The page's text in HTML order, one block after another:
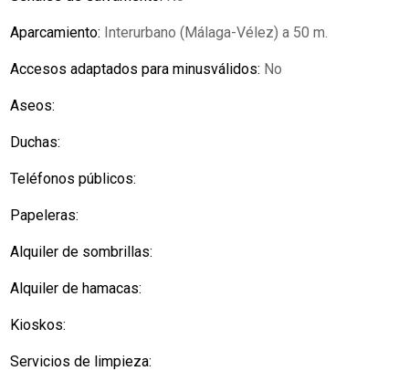
Aparcamiento: Interurbano (Málaga-Vélez) a 50 m.
Accesos adaptados para minusválidos: No
Aseos:
Duchas:
Teléfonos públicos:
Papeleras:
Alquiler de sombrillas:
Alquiler de hamacas:
Kioskos:
Servicios de limpieza: